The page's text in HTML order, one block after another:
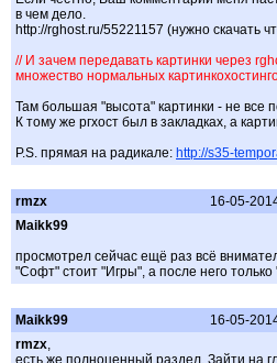
в чем дело.
http://rghost.ru/55221157 (нужно скачать
// И зачем передавать картинки через
множество нормальных
Там большая "высота" картинки - не все
К тому же ргхост был в закладках, а
P.S. прямая на радикале: http://s35-
rmzx
16-05-
Maikk99
просмотрел сейчас ещё раз всё
"Софт" стоит "Игры", а после него только
Maikk99
16-05-
rmzx,